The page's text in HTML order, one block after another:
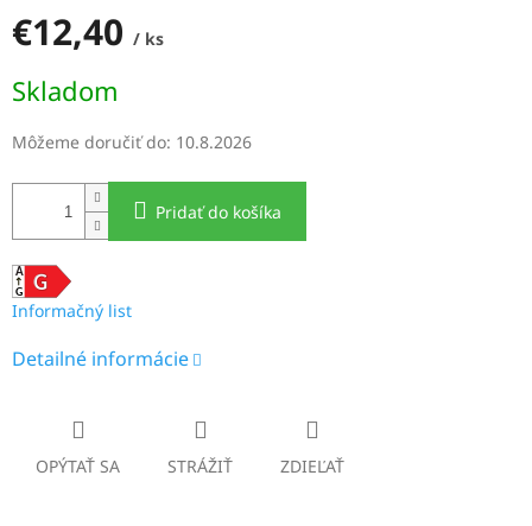
€12,40 / ks
cena:
Skladom
Môžeme doručiť do: 10.8.2026
Pridať do košíka
Informačný list
Detailné informácie
OPÝTAŤ SA STRÁŽIŤ ZDIEĽAŤ